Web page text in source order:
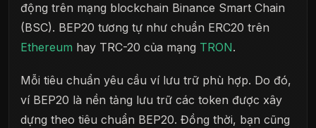
động trên mạng blockchain Binance Smart Chain
(BSC). BEP20 tương tự như chuẩn ERC20 trên
Ethereum hay TRC-20 của mạng TRON.
Mỗi tiêu chuẩn yêu cầu ví lưu trữ phù hợp. Do đó,
ví BEP20 là nền tảng lưu trữ các token được xây
dựng theo tiêu chuẩn BEP20. Đồng thời, bạn cũng